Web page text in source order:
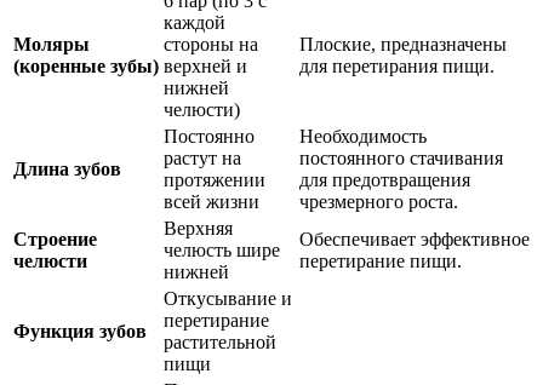
Моляры
(коренные зубы)
каждой
стороны на
верхней и
нижней
челюсти)
Плоские, предназначены
для перетирания пищи.
Длина зубов
Постоянно
растут на
протяжении
всей жизни
Необходимость
постоянного стачивания
для предотвращения
чрезмерного роста.
Строение
челюсти
Верхняя
челюсть шире
нижней
Обеспечивает эффективное
перетирание пищи.
Функция зубов
Откусывание и
перетирание
растительной
пищи